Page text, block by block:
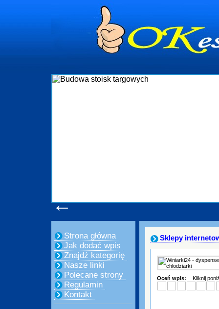
←
Strona główna
Jak dodać wpis
Znajdź kategorię
Nasze linki
Polecane strony
Regulamin
Kontakt
Sklepy
Oceń wpis: Kliknij